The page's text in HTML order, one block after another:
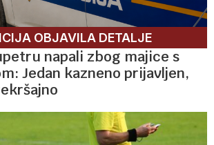
OBJAVILA DETALJE
napali zbog majice s
Jedan kazneno prijavljen,